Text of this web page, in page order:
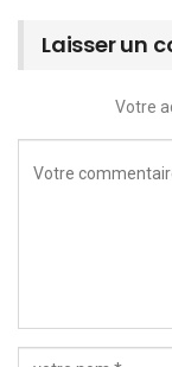
Laisser un
Votre